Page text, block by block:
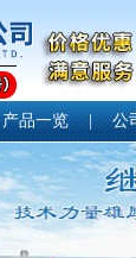
产品一览 | 公